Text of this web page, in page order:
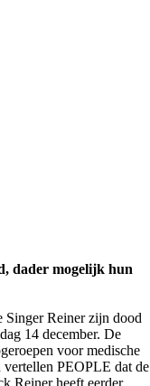
dader mogelijk hun
Reiner zijn dood
14 december. De
voor medische
vertellen PEOPLE dat de
Reiner heeft eerder